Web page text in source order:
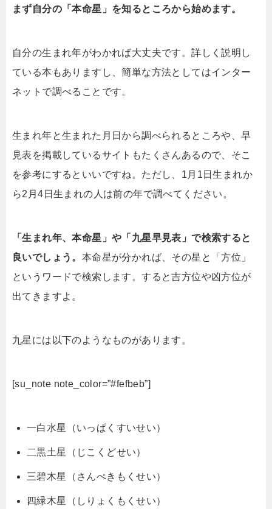
まず自分の「本命星」を知るところから始めます。
自分の生まれ年がわかれば大丈夫です。詳しく説明し
ている本もありますし、簡単な方法としてはインター
ネットで調べることです。
生まれ年と生まれた月日から調べられるところや、早
見表を掲載しているサイトもたくさんあるので、そこ
を参考にするといいですね。ただし、1月1日生まれか
ら2月4日生まれの人は前の年で調べてください。
「生まれ年、本命星」や「九星早見表」で検索すると
良いでしょう。 本命星が分かれば、その星と「方位」
というワードで検索します。すると吉方位や凶方位が
出てきますよ。
九星には以下のようなものがあります。
[su_note note_color=”#fefbeb”]
一白水星（いっぱくすいせい）
二黒土星（じこくどせい）
三碧木星（さんぺきもくせい）
四緑木星（しりょくもくせい）